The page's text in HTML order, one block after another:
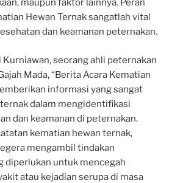
maupun faktor lainnya. Peran
Hewan Ternak sangatlah vital
dan keamanan peternakan.
seorang ahli peternakan
Mada, “Berita Acara Kematian
informasi yang sangat
dalam mengidentifikasi
dan keamanan di peternakan.
kematian hewan ternak,
mengambil tindakan
diperlukan untuk mencegah
atau kejadian serupa di masa